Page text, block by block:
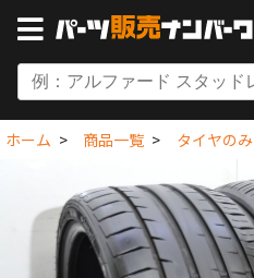
ホーム 商品一覧 タイヤのみ